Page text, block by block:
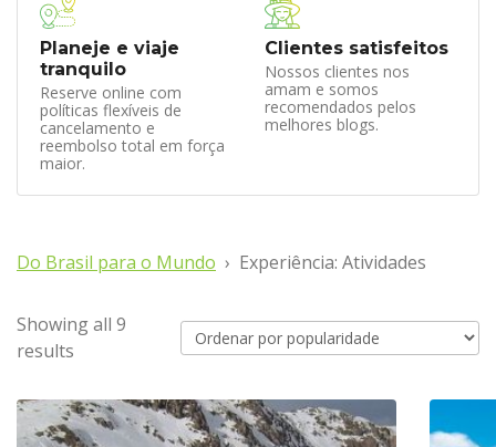
Planeje e viaje
tranquilo
Reserve online com
políticas flexíveis de
cancelamento e
reembolso total em força
maior.
Clientes satisfeitos
Nossos clientes nos
amam e somos
recomendados pelos
melhores blogs.
Do Brasil para o Mundo Experiência: Atividades
Showing all 9
results